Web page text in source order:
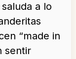
a lo
“made in
sentir